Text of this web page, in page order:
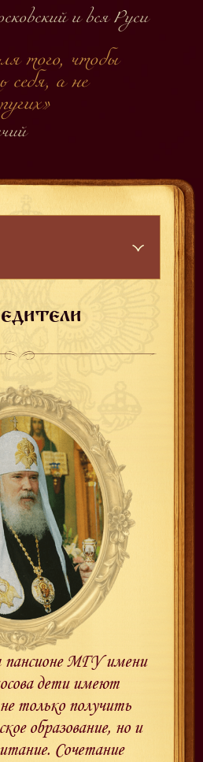
и вся Руси
того, чтобы
себя, а не
пансионе МГУ имени
дети имеют
только получить
образование, но и
Сочетание